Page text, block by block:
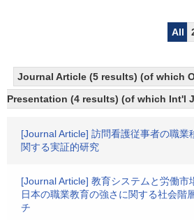
All
Journal Article (5 results) (of which
Presentation (4 results) (of which Int'l
[Journal Article] 訪問看護従事者の職業
関する実証的研究
[Journal Article] 教育システムと労働
日本の職業教育の強さに関する社会階
チ